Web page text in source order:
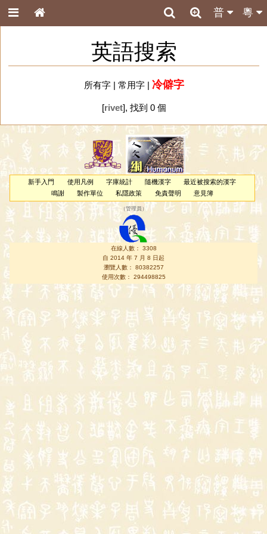
粵
普
英語搜索
所有字| 常用字| 冷僻字
[rivet], 找到 0 個
新手入門 使用凡例 字庫統計 隨機漢字
最近被搜索的漢字
鳴謝
製作單位 私隱政策 免責聲明 意見簿
（管理員 ）
在線人數： 3308
自 2014 年 7 月 8 日起
瀏覽人數： 80382257
使用次數： 294498825